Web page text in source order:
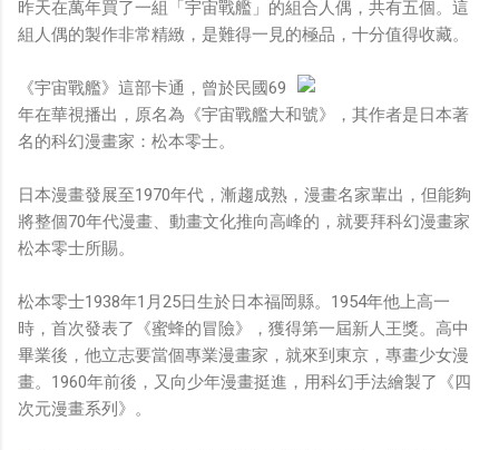
昨天在萬年買了一組「宇宙戰艦」的組合人偶，共有五個。這
組人偶的製作非常精緻，是難得一見的極品，十分值得收藏。
《宇宙戰艦》這部卡通，曾於民國69
年在華視播出，原名為《宇宙戰艦大和號》，其作者是日本著
名的科幻漫畫家：松本零士。
日本漫畫發展至1970年代，漸趨成熟，漫畫名家輩出，但能夠
將整個70年代漫畫、動畫文化推向高峰的，就要拜科幻漫畫家
松本零士所賜。
松本零士1938年1月25日生於日本福岡縣。1954年他上高一
時，首次發表了《蜜蜂的冒險》，獲得第一屆新人王獎。高中
畢業後，他立志要當個專業漫畫家，就來到東京，專畫少女漫
畫。1960年前後，又向少年漫畫挺進，用科幻手法繪製了《四
次元漫畫系列》。